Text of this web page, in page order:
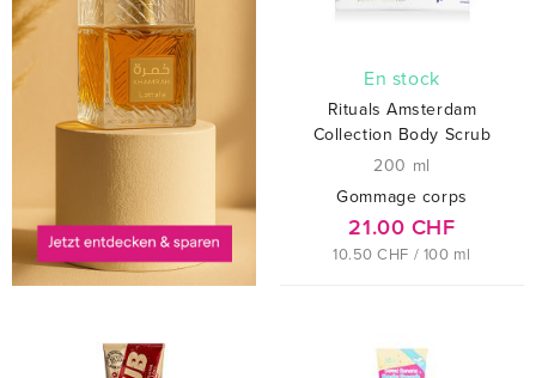
En stock
Rituals Amsterdam
Collection Body Scrub
200 ml
Gommage corps
21.00 CHF
10.50 CHF / 100 ml